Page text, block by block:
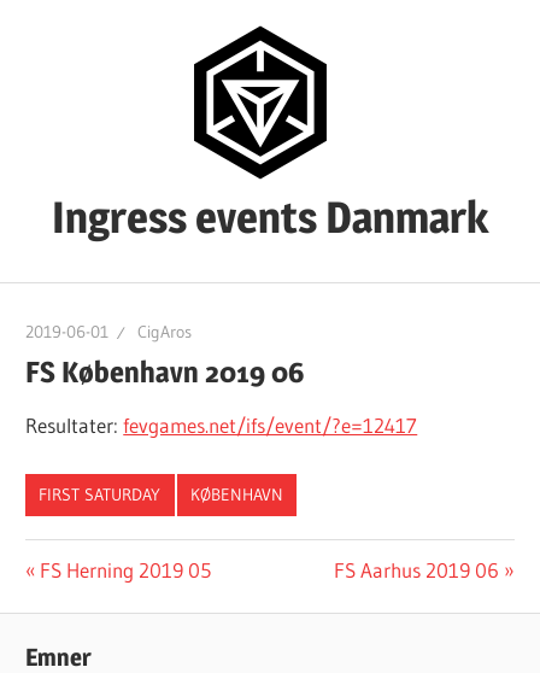
Ingress events Danmark
Danmark
2019-06-01 CigAros
FS København 2019 06
Resultater:fevgames.net/ifs/event/?e=12417
FIRST SATURDAY KØBENHAVN
Post
navigation
Previous
FS Herning 2019 05
Next
FS Aarhus 2019 06
Emner